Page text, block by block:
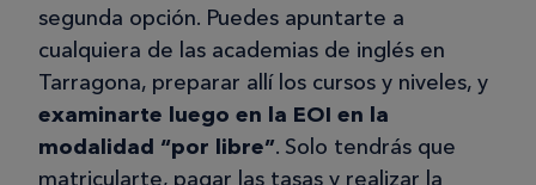
segunda opción. Puedes apuntarte a
cualquiera de las academias de inglés en
Tarragona, preparar allí los cursos y niveles, y
examinarte luego en la EOI en la
modalidad “por libre”. Solo tendrás que
matricularte, pagar las tasas y realizar la